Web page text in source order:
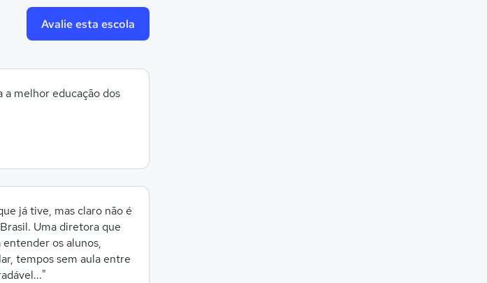
Avalie esta escola
a melhor educação dos
já tive, mas claro não é
Uma diretora que
os alunos,
tempos sem aula entre